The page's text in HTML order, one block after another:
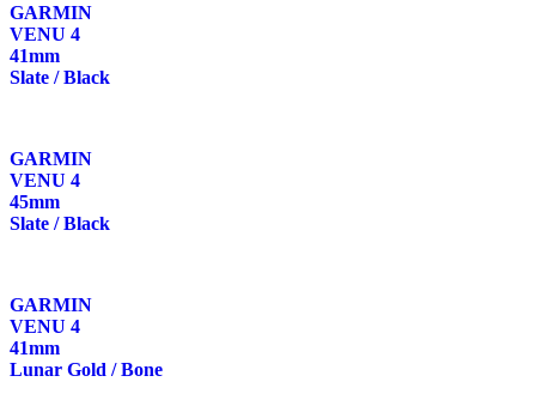
GARMIN
VENU 4
41mm
Slate / Black
GARMIN
VENU 4
45mm
Slate / Black
GARMIN
VENU 4
41mm
Lunar Gold / Bone